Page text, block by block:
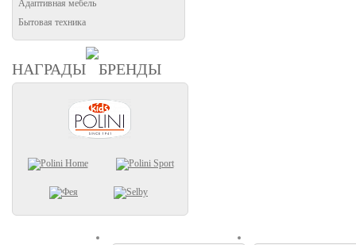
Адаптивная мебель
Бытовая техника
НАГРАДЫ БРЕНДЫ